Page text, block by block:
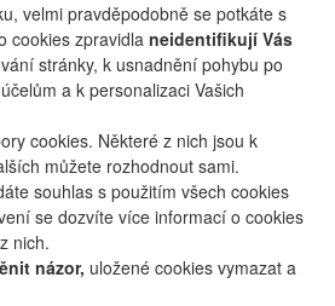
velmi pravděpodobně se potkáte s
cookies zpravidlaneidentifikují Vás
stránky, k usnadnění pohybu po
a k personalizaci Vašich
cookies. Některé z nich jsou k
můžete rozhodnout sami.
souhlas s použitím všech cookies
se dozvíte více informací o cookies
nich.
názor, uložené cookies vymazat a
ZÁJEZDY
mapa oblíbené sdílet